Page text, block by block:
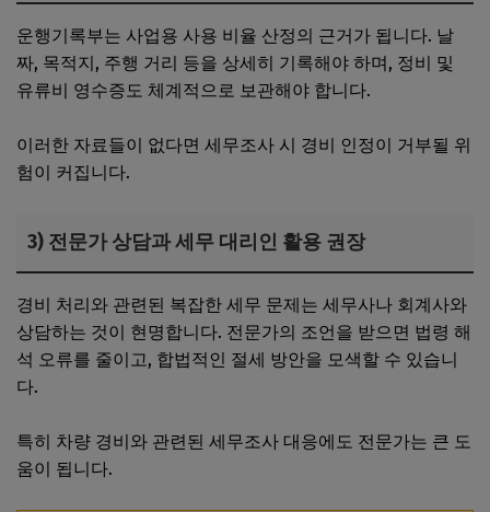
운행기록부는 사업용 사용 비율 산정의 근거가 됩니다. 날
짜, 목적지, 주행 거리 등을 상세히 기록해야 하며, 정비 및
유류비 영수증도 체계적으로 보관해야 합니다.
이러한 자료들이 없다면 세무조사 시 경비 인정이 거부될 위
험이 커집니다.
3) 전문가 상담과 세무 대리인 활용 권장
경비 처리와 관련된 복잡한 세무 문제는 세무사나 회계사와
상담하는 것이 현명합니다. 전문가의 조언을 받으면 법령 해
석 오류를 줄이고, 합법적인 절세 방안을 모색할 수 있습니
다.
특히 차량 경비와 관련된 세무조사 대응에도 전문가는 큰 도
움이 됩니다.